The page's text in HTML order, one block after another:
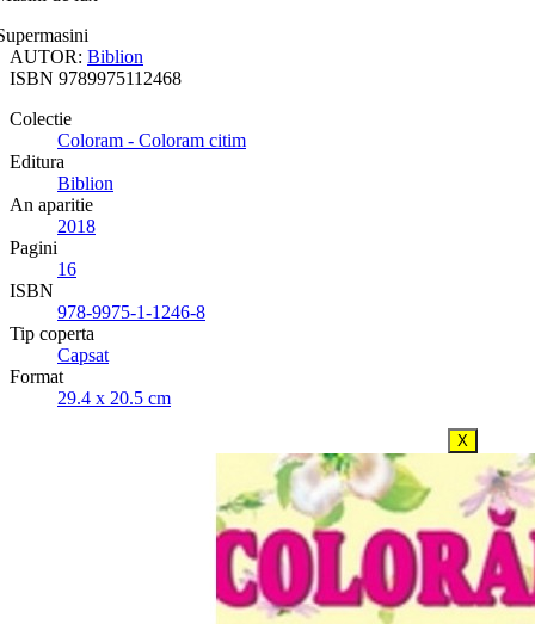
AUTOR: Biblion
ISBN 9789975112468
Colectie
Coloram - Coloram citim
Editura
Biblion
An aparitie
2018
Pagini
16
ISBN
978-9975-1-1246-8
Tip coperta
Capsat
Format
29.4 x 20.5 cm
X